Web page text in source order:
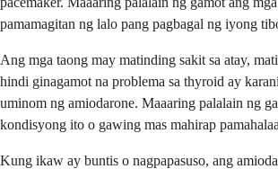
pamamagitan ng lalo pang pagbagal ng iyong
Ang mga taong may matinding sakit sa atay,
hindi ginagamot na problema sa thyroid ay
uminom ng amiodarone. Maaaring palalain ng
kondisyong ito o gawing mas mahirap
Kung ikaw ay buntis o nagpapasuso, ang